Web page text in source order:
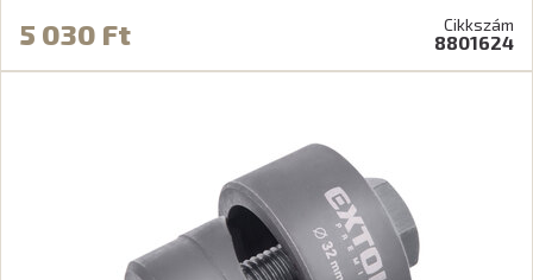
5 030 Ft Cikkszám
8801624